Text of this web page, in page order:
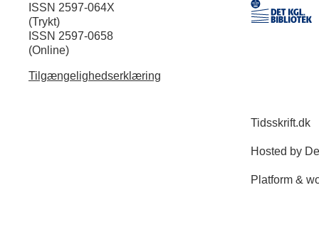
ISSN 2597-064X
(Trykt)
ISSN 2597-0658
(Online)
Tilgængelighedserklæring